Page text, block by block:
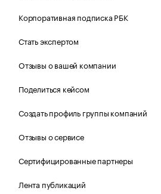
Корпоративная подписка РБК
Стать экспертом
Отзывы о вашей компании
Поделиться кейсом
Создать профиль группы компаний
Отзывы о сервисе
Сертифицированные партнеры
Лента публикаций